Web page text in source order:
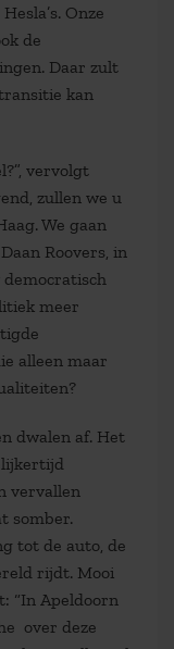
Onze
de
Daar zult
kan
vervolgt
zullen we u
We gaan
Roovers, in
democratisch
meer
alleen maar
dwalen af. Het
vervallen
somber.
tot de auto, de
rijdt. Mooi
“In Apeldoorn
over deze